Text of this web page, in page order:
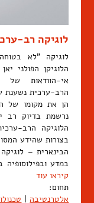
לוגיקה רב-
הרב-ערכית נשענת
הן את מקומו של
נרשמת בדיוק רב
הלוגיקה הרב-
בצורות שהידע
הבינארית –
במדע
קיראו עוד
תחום:
אלטרנטיבה